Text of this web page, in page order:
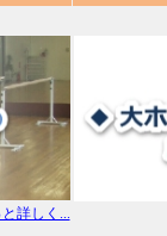
詳しく...